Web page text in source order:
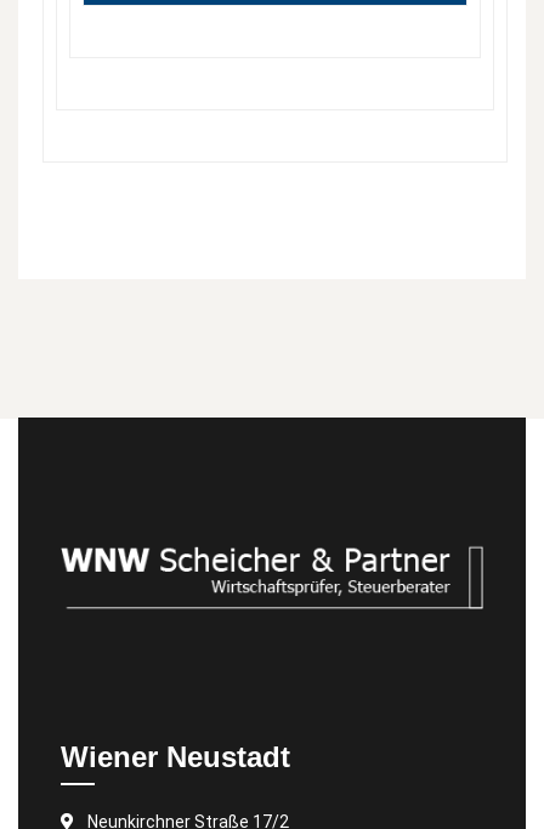
Wiener Neustadt
Neunkirchner Straße 17/2